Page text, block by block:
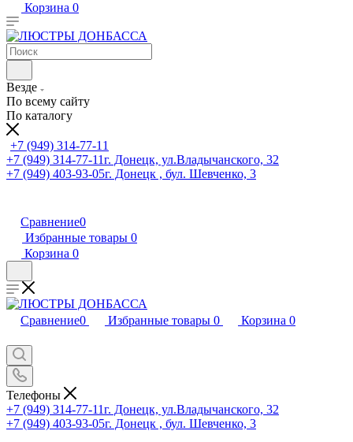
Корзина 0
Везде
По всему сайту
По каталогу
+7 (949) 314-77-11
+7 (949) 314-77-11г. Донецк, ул.Владычанского, 32
+7 (949) 403-93-05г. Донецк , бул. Шевченко, 3
Сравнение0
Избранные товары 0
Корзина 0
Сравнение0 Избранные товары 0 Корзина 0
Телефоны
+7 (949) 314-77-11г. Донецк, ул.Владычанского, 32
+7 (949) 403-93-05г. Донецк , бул. Шевченко, 3